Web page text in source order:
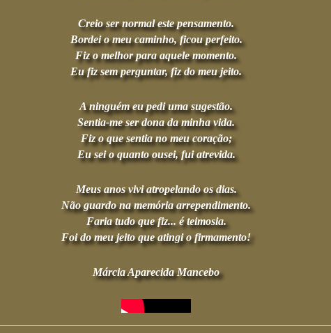
Creio ser normal este pensamento.
Bordei o meu caminho, ficou perfeito.
Fiz o melhor para aquele momento.
Eu fiz sem perguntar, fiz do meu jeito.
A ninguém eu pedi uma sugestão.
Sentia-me ser dona da minha vida.
Fiz o que sentia no meu coração;
Eu sei o quanto ousei, fui atrevida.
Meus anos vivi atropelando os dias.
Não guardo na memória arrependimento.
Faria tudo que fiz... é teimosia.
Foi do meu jeito que atingi o firmamento!
Márcia Aparecida Mancebo